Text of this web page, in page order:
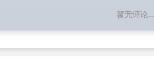
暂无评论...